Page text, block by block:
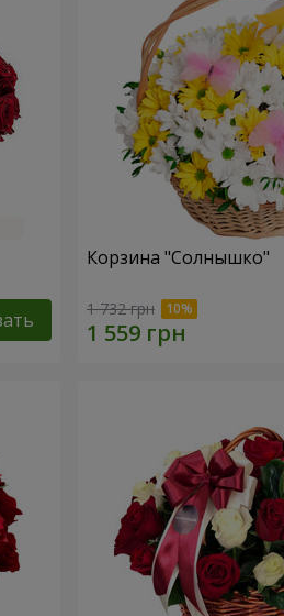
Корзина "Солнышко"
1 732 грн